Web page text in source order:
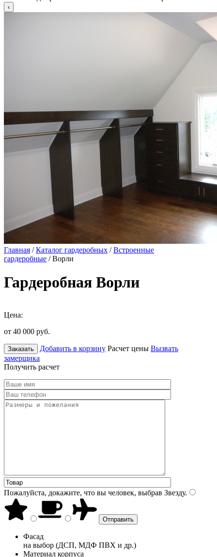
Главная /Каталог гардеробных /Встроенные
гардеробные / Ворли
Гардеробная Ворли
Цена:
от 40 000 руб.
Заказать Добавить в корзину Расчет цены Вызвать
замерщика
Получить расчет
Пожалуйста, докажите, что вы человек, выбрав Звезду.
Фасад
на выбор (ДСП, МДФ ПВХ и др.)
Материал корпуса